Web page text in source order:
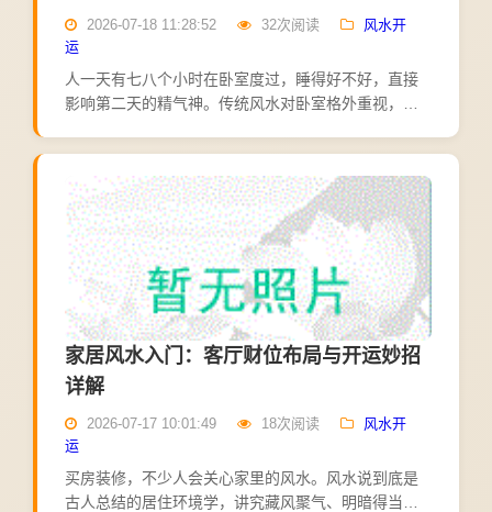
2026-07-18 11:28:52 32次阅读
风水开
运
人一天有七八个小时在卧室度过，睡得好不好，直接
影响第二天的精气神。传统风水对卧室格外重视，其
置。风水上讲"床宜靠墙，不宜悬空"，床头最好靠实
墙，寓意有靠山...
家居风水入门：客厅财位布局与开运妙招
详解
2026-07-17 10:01:49 18次阅读
风水开
运
买房装修，不少人会关心家里的风水。风水说到底是
古人总结的居住环境学，讲究藏风聚气、明暗得当。